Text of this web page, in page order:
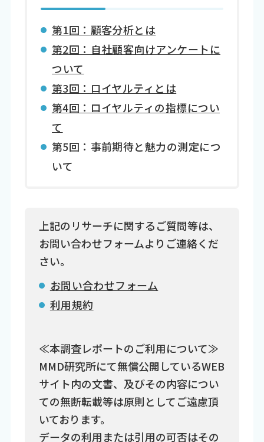
第1回：顧客分析とは
第2回：自社顧客向けアンケートに
ついて
第3回：ロイヤルティとは
第4回：ロイヤルティの指標につい
て
第5回：事前期待と魅力の測定につ
いて
上記のリサーチに関するご質問等は、
お問い合わせフォームよりご連絡くだ
さい。
お問い合わせフォーム
利用規約
≪本調査レポートのご利用について≫
MMD研究所にて無償公開しているWEB
サイト内の文書、及びその内容につい
ての無断転載等は原則としてご遠慮頂
いております。
データの利用または引用の可否はその